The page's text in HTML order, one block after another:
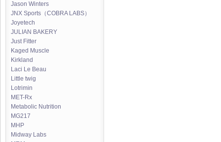
Jason Winters
JNX Sports（COBRA LABS）
Joyetech
JULIAN BAKERY
Just Fitter
Kaged Muscle
Kirkland
Laci Le Beau
Little twig
Lotrimin
MET-Rx
Metabolic Nutrition
MG217
MHP
Midway Labs